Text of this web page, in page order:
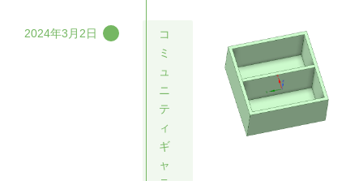
2024年3月2日
コ
ミ
ュ
ニ
テ
ィ
ギ
ャ